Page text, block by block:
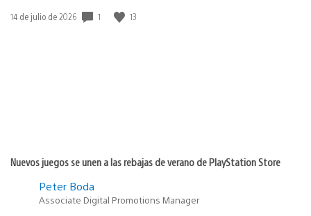
Fecha
14 de julio de 2026 1 13
Nuevos juegos se unen a las rebajas de verano de PlayStation Store
Peter Boda
Associate Digital Promotions Manager